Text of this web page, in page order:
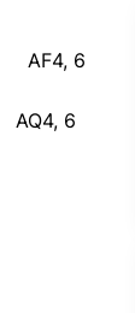
AF4, 6
AQ4, 6